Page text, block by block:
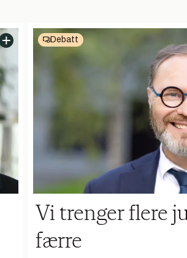
Debatt
Vi trenger flere
færre